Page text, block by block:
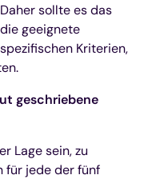
sollte es das
geeignete
Kriterien,
geschriebene
Lage sein, zu
für jede der fünf